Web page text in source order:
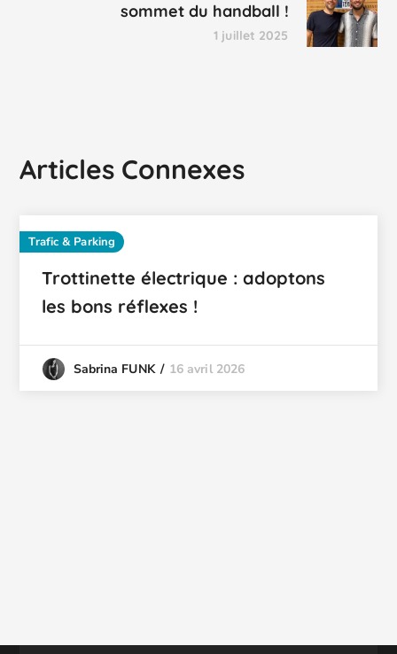
sommet du handball !
1 juillet 2025
Articles Connexes
Trafic & Parking
Trottinette électrique : adoptons
les bons réflexes !
Sabrina FUNK 16 avril 2026